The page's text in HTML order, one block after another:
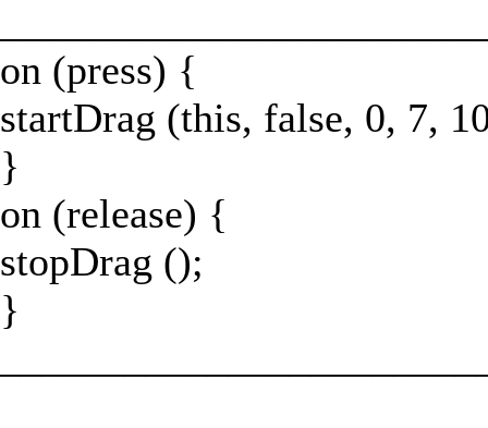
on (press) {
startDrag (this, false, 0, 7,
}
on (release) {
stopDrag ();
}